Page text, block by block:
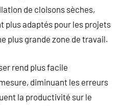
de cloisons sèches,
plus adaptés pour les projets
plus grande zone de travail.
rend plus facile
diminuant les erreurs
la productivité sur le